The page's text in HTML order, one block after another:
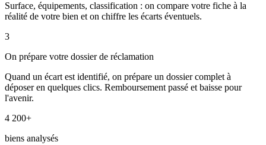
Surface, équipements, classification : on compare votre fiche à la
réalité de votre bien et on chiffre les écarts éventuels.
3
On prépare votre dossier de réclamation
Quand un écart est identifié, on prépare un dossier complet à
déposer en quelques clics. Remboursement passé et baisse pour
l'avenir.
4 200+
biens analysés